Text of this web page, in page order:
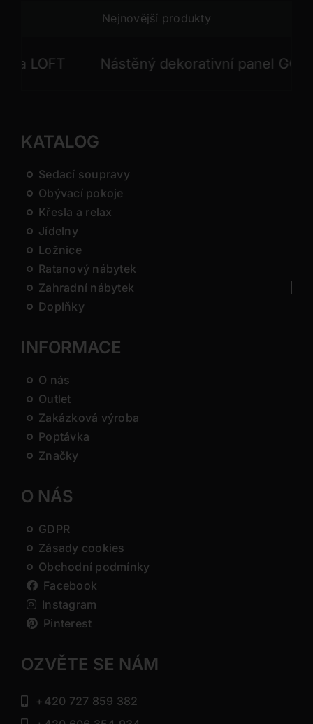
Nejnovější produkty
Nástěný dekorativní panel GONG
KATALOG
Sedací soupravy
Obývací pokoje
Křesla a relax
Jídelny
Ložnice
Ratanový nábytek
Zahradní nábytek
Doplňky
INFORMACE
O nás
Outlet
Zakázková výroba
Poptávka
Značky
O NÁS
GDPR
Zásady cookies
Obchodní podmínky
Facebook
Instagram
Pinterest
OZVĚTE SE NÁM
+420 727 859 382